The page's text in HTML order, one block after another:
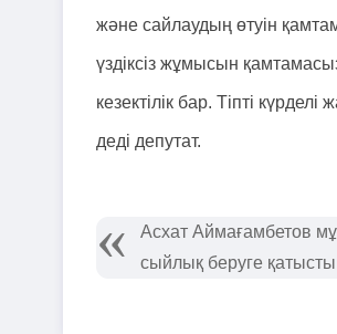
және сайлаудың өтуін
үздіксіз жұмысын
кезектілік бар. Тіпті
деді депутат.
Асхат Аймағамбетов
сыйлық беруге қатысты